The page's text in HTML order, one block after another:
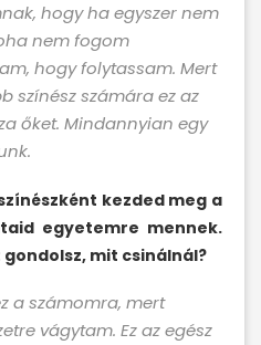
hogy ha egyszer nem
nem fogom
hogy folytassam. Mert
színész számára ez az
őket. Mindannyian egy
kezded meg a
egyetemre mennek.
mit csinálnál?
a számomra, mert
vágytam. Ez az egész